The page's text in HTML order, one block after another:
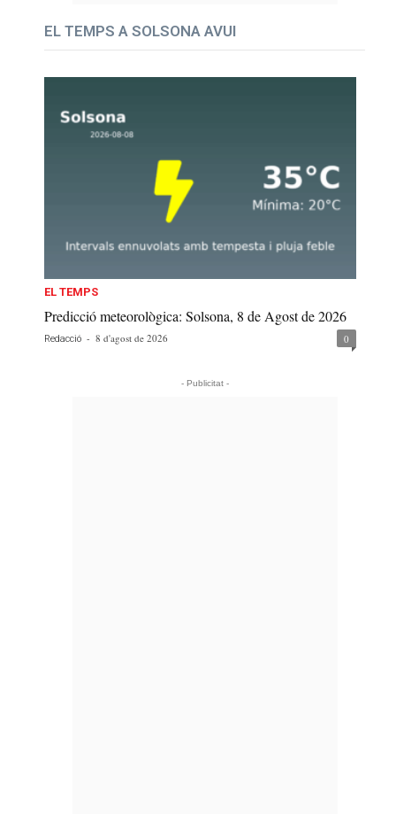
EL TEMPS A SOLSONA AVUI
EL TEMPS
Predicció meteorològica: Solsona, 8 de Agost de 2026
Redacció - 8 d'agost de 2026 0
- Publicitat -